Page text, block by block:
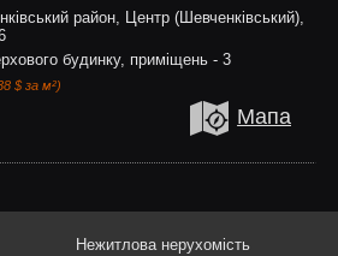
район, Центр (Шевченківський),
будинку, приміщень - 3
$ за м²)
Мапа
Нежитлова нерухомість